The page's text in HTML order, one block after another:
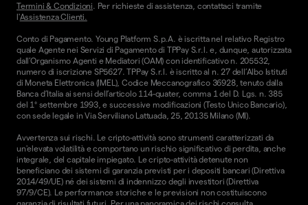
Termini & Condizioni. Per richieste di assistenza, contattaci tramite
l'Assistenza Clienti.
Conto di Pagamento. Young Platform S.p.A. è iscritta nel relativo Registro
quale Agente nei Servizi di Pagamento di TPPay S.r.l. e, dunque, autorizzata
dall’Organismo Agenti e Mediatori (OAM) con identificativo n. 205532,
numero di iscrizione SP5627. TPPay S.r.l. è iscritto al n. 27 dell’Albo Istituti
di Moneta Elettronica (IMEL), Codice Meccanografico 36928, tenuto dalla
Banca d’Italia ai sensi dell’articolo 114-quater, comma 1 del D. Lgs. n. 385
del 1° settembre 1993, e successive modificazioni (Testo Unico Bancario),
con sede legale in Via Serviliano Lattuada, 25, 20135 Milano (MI).
Avvertenza sui rischi. Le cripto-attività sono strumenti caratterizzati da
un'elevata volatilità e comportano un rischio significativo di perdita, anche
integrale, del capitale impiegato. Le cripto-attività detenute non
beneficiano dei sistemi di garanzia previsti per i depositi bancari (Direttiva
2014/49/UE) né dei sistemi di indennizzo degli investitori (Direttiva
97/9/CE). Le performance storiche e le previsioni non costituiscono
garanzia di risultati futuri. Per una panoramica dei rischi consulta